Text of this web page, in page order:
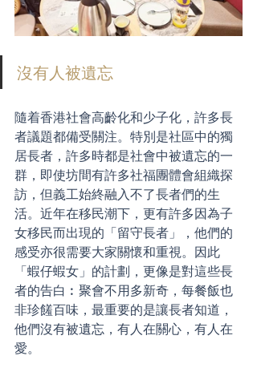
沒有人被遺忘
隨着香港社會高齡化和少子化，許多長
者議題都備受關注。特別是社區中的獨
居長者，許多時都是社會中被遺忘的一
群，即使坊間有許多社福團體會組織探
訪，但義工始終融入不了長者們的生
活。近年在移民潮下，更有許多因為子
女移民而出現的「留守長者」，他們的
感受亦很需要大家關懷和重視。因此
「蝦仔蝦女」的計劃，更像是對這些長
者的告白︰聚會不用多新奇，每餐飯也
非珍饈百味，最重要的是讓長者知道，
他們沒有被遺忘，有人在關心，有人在
愛。